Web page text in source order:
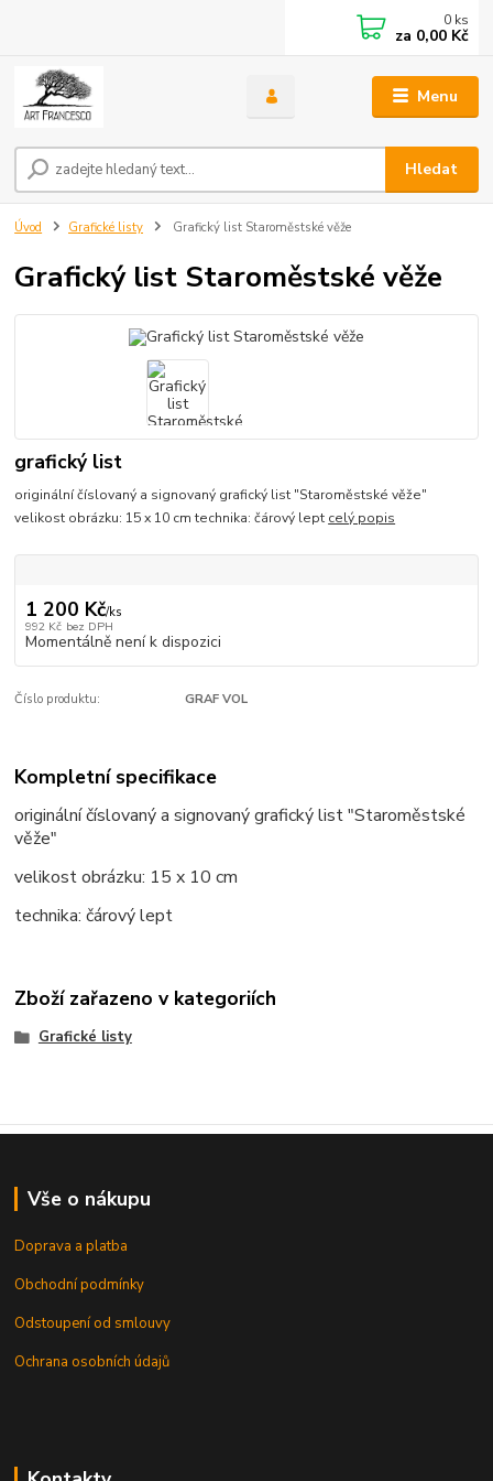
Menu
Hledat
0 ks
za 0,00 Kč
Úvod Grafické listy Grafický list Staroměstské věže
Grafický list Staroměstské věže
grafický list
originální číslovaný a signovaný grafický list "Staroměstské věže"
velikost obrázku: 15 x 10 cm technika: čárový lept celý popis
1 200 Kč/ks
992 Kč bez DPH
Momentálně není k dispozici
Číslo produktu: GRAF VOL
Kompletní specifikace
originální číslovaný a signovaný grafický list "Staroměstské
věže"
velikost obrázku: 15 x 10 cm
technika: čárový lept
Zboží zařazeno v kategoriích
Grafické listy
Vše o nákupu
Doprava a platba
Obchodní podmínky
Odstoupení od smlouvy
Ochrana osobních údajů